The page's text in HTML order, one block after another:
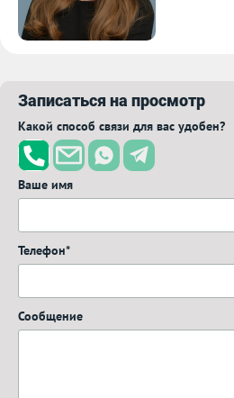
Записаться на просмотр
Какой способ связи для вас удобен?
Ваше имя
Телефон*
Сообщение